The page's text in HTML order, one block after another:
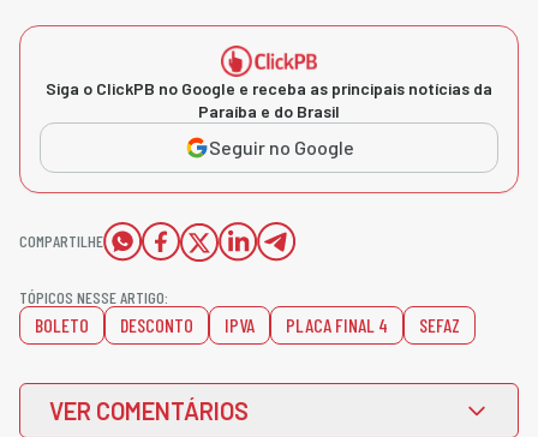
Siga o ClickPB no Google e receba as principais notícias da
Paraíba e do Brasil
Seguir no Google
COMPARTILHE
TÓPICOS NESSE ARTIGO:
BOLETO DESCONTO IPVA PLACA FINAL 4 SEFAZ
VER COMENTÁRIOS